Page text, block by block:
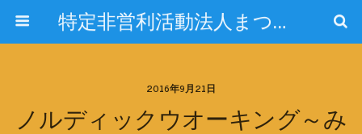
特定非営利活動法人まつぞのスポーツクラブ
2016年9月21日
ノルディックウオーキング～み